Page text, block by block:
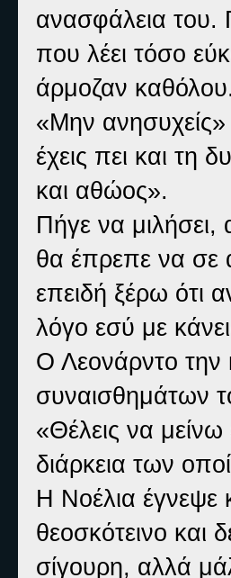
ανασφάλεια του.
που λέει τόσο
άρμοζαν καθόλου.
«Μην
έχεις πει και τη
και αθώος».
Πήγε να
θα έπρεπε να σε
επειδή ξέρω ότι
λόγο εσύ με
Ο Λεονάρντο την
συναισθημάτων
«Θέλεις να
διάρκεια των
Η Νοέλια έγνεψε
θεοσκότεινο και
σίγουρη, αλλά